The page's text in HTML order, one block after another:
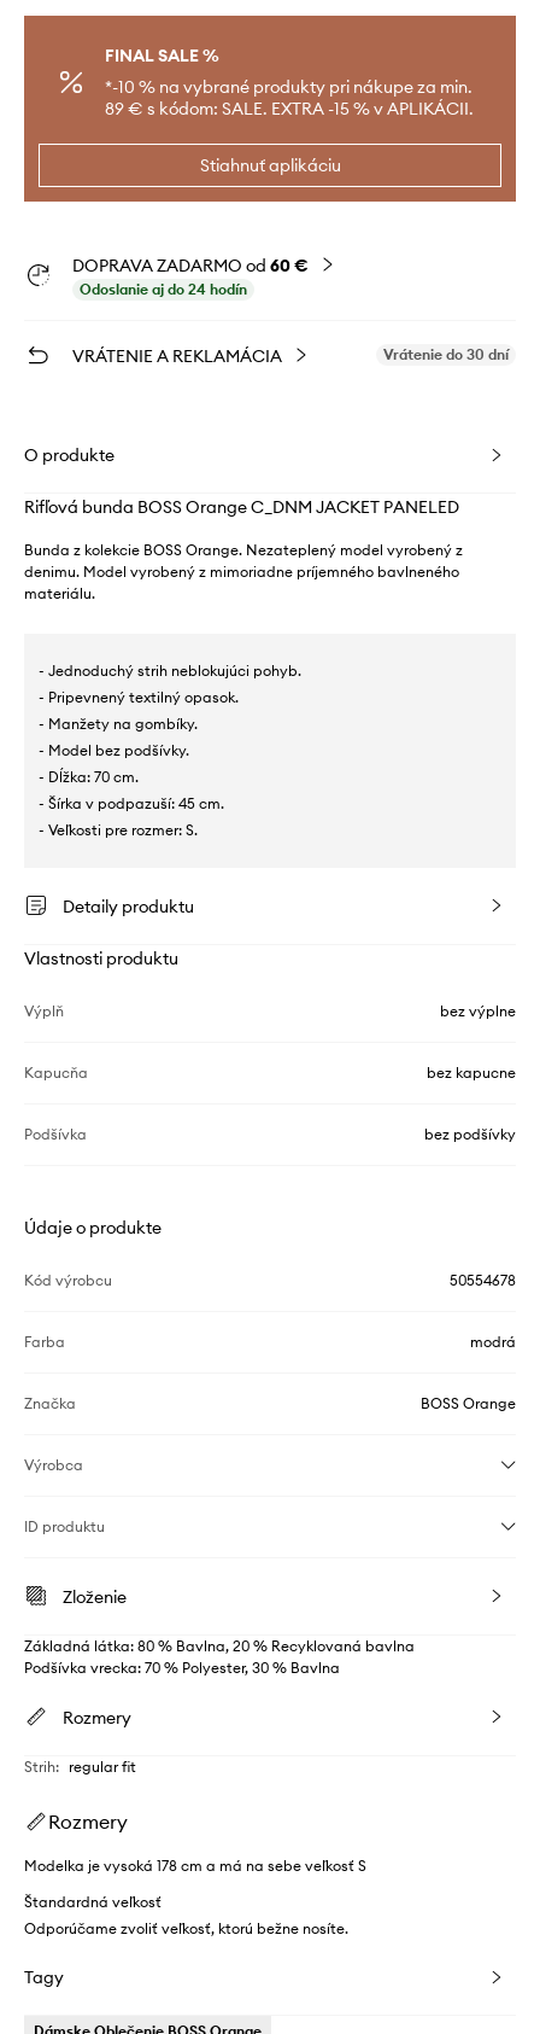
FINAL SALE %
*-10 % na vybrané produkty pri nákupe za min.
89 € s kódom: SALE. EXTRA -15 % v APLIKÁCII.
Stiahnuť aplikáciu
DOPRAVA ZADARMO od 60 €
Odoslanie aj do 24 hodín
VRÁTENIE A REKLAMÁCIA Vrátenie do 30 dní
O produkte
Rifľová bunda BOSS Orange C_DNM JACKET PANELED
Bunda z kolekcie BOSS Orange. Nezateplený model vyrobený z
denimu. Model vyrobený z mimoriadne príjemného bavlneného
materiálu.
- Jednoduchý strih neblokujúci pohyb.
- Pripevnený textilný opasok.
- Manžety na gombíky.
- Model bez podšívky.
- Dĺžka: 70 cm.
- Šírka v podpazuší: 45 cm.
- Veľkosti pre rozmer: S.
Detaily produktu
Vlastnosti produktu
Výplň bez výplne
Kapucňa bez kapucne
Podšívka bez podšívky
Údaje o produkte
Kód výrobcu 50554678
Farba modrá
Značka BOSS Orange
Výrobca
ID produktu
Zloženie
Základná látka: 80 % Bavlna, 20 % Recyklovaná bavlna
Podšívka vrecka: 70 % Polyester, 30 % Bavlna
Rozmery
Strih: regular fit
Rozmery
Modelka je vysoká 178 cm a má na sebe veľkosť S
Štandardná veľkosť
Odporúčame zvoliť veľkosť, ktorú bežne nosíte.
Tagy